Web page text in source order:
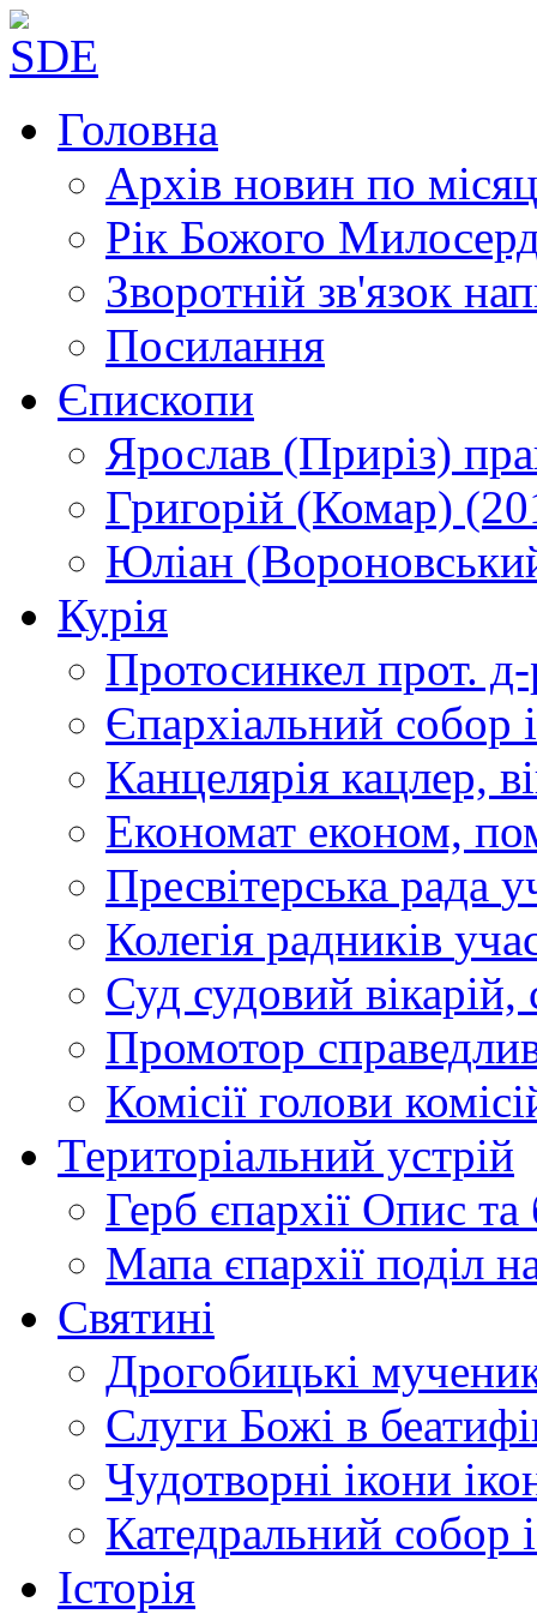
Головна
Архів новин по
Рік Божого
Зворотній зв'язок
Посилання
Єпископи
Ярослав (Приріз)
Григорій (Комар)
Юліан
Курія
Протосинкел прот.
Єпархіальний собор
Канцелярія кацлер,
Економат економ,
Пресвітерська рада
Колегія радників
Суд судовий вікарій,
Промотор
Комісії голови
Територіальний устрій
Герб єпархії Опис та
Мапа єпархії поділ
Святині
Дрогобицькі
Слуги Божі в
Чудотворні ікони
Катедральний собор
Історія